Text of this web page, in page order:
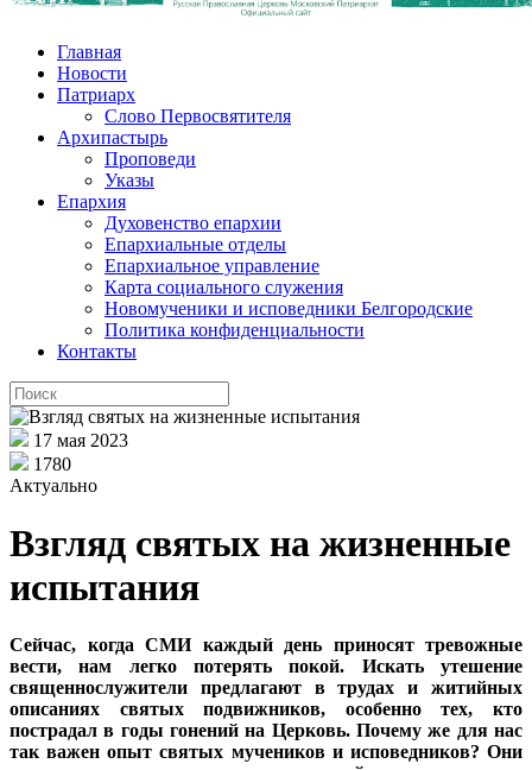
Главная
Новости
Патриарх
Слово Первосвятителя
Архипастырь
Проповеди
Указы
Епархия
Духовенство епархии
Епархиальные отделы
Епархиальное управление
Карта социального служения
Новомученики и исповедники Белгородские
Политика конфиденциальности
Контакты
17 мая 2023
1780
Актуально
Взгляд святых на жизненные
испытания
Сейчас, когда СМИ каждый день приносят тревожные
вести, нам легко потерять покой. Искать утешение
священнослужители предлагают в трудах и житийных
описаниях святых подвижников, особенно тех, кто
пострадал в годы гонений на Церковь. Почему же для нас
так важен опыт святых мучеников и исповедников? Они